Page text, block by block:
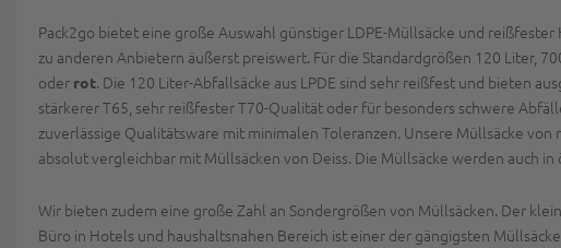
Pack2go bietet eine große Auswahl günstiger LDPE-Müllsäcke und
zu anderen Anbietern äußerst preiswert. Für die Standardgrößen 120 Liter,
oder rot. Die 120 Liter-Abfallsäcke aus LPDE sind sehr reißfest und bieten
stärkerer T65, sehr reißfester T70-Qualität oder für besonders schwere
zuverlässige Qualitätsware mit minimalen Toleranzen. Unsere Müllsäcke
absolut vergleichbar mit Müllsäcken von Deiss. Die Müllsäcke werden auch
Wir bieten zudem eine große Zahl an Sondergrößen von Müllsäcken. Der
Büro in Hotels und haushaltsnahen Bereich ist einer der gängigsten